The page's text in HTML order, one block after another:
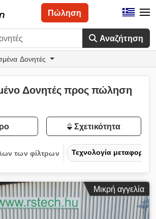
Αναζήτηση
Πώληση
Δονητές
Δονητές προς πώληση
Σχετικότητα
των φίλτρων Τεχνολογία μεταφοράς
Μικρή αγγελία